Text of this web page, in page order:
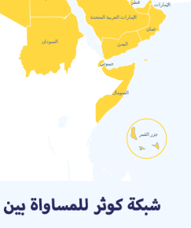
السودان
جيبوتي
الصومال
جزر القمر
اليمن
عمان
الإمارات العربية المتحدة
الإمارات قطر